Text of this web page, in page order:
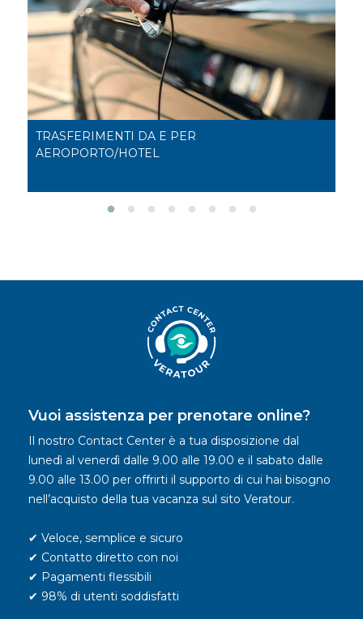
TRASFERIMENTI DA E PER
AEROPORTO/HOTEL
Vuoi assistenza per prenotare online?
Il nostro Contact Center è a tua disposizione dal
lunedì al venerdì dalle 9.00 alle 19.00 e il sabato dalle
9.00 alle 13.00 per offrirti il supporto di cui hai bisogno
nell’acquisto della tua vacanza sul sito Veratour.
✔ Veloce, semplice e sicuro
✔ Contatto diretto con noi
✔ Pagamenti flessibili
✔ 98% di utenti soddisfatti